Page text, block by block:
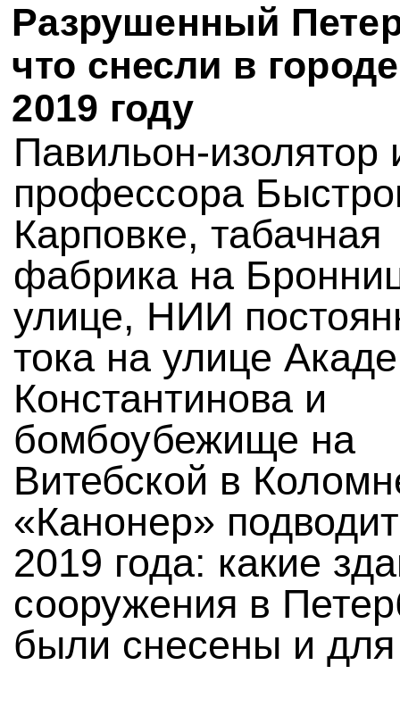
Разрушенный
что снесли в
2019 году
Павильон-изолятор
профессора
Карповке, табачная
фабрика на
улице, НИИ
тока на улице
Константинова и
бомбоубежище на
Витебской в
«Канонер»
2019 года: какие
сооружения в
были снесены и для